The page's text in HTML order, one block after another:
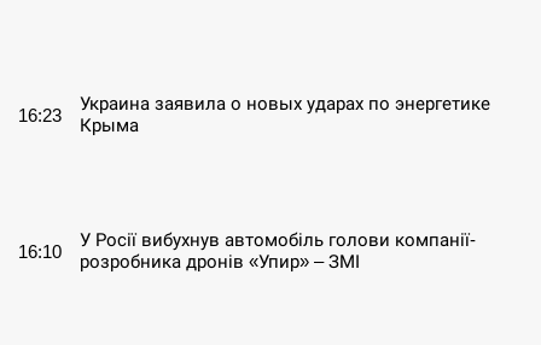
16:23
Украина заявила о новых ударах по энергетике
Крыма
16:10
У Росії вибухнув автомобіль голови компанії-
розробника дронів «Упир» – ЗМІ